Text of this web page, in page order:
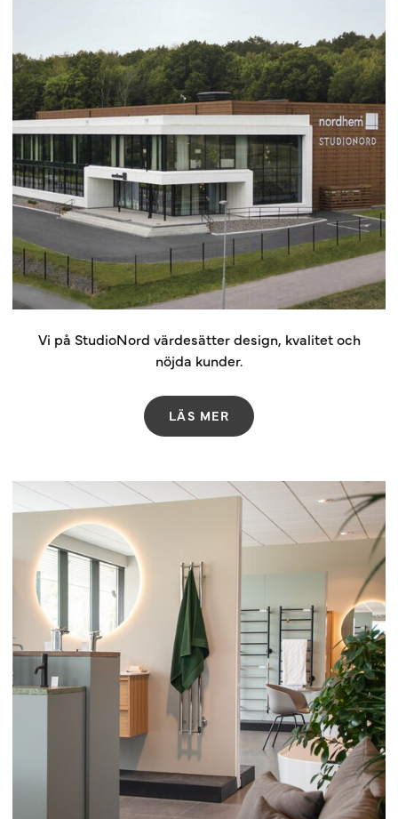
Vi på StudioNord värdesätter design, kvalitet och
nöjda kunder.
LÄS MER